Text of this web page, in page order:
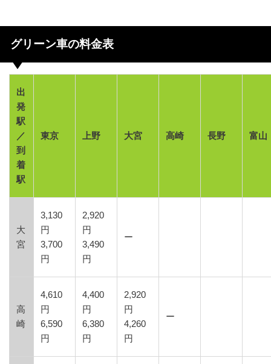
グリーン車の料金表
出
発
駅
／
到
着
駅
東京 上野 大宮 高崎 長野 富山
大
宮
3,130
円
3,700
円
2,920
円
3,490
円
ー
高
崎
4,610
円
6,590
円
4,400
円
6,380
円
2,920
円
4,260
円
ー